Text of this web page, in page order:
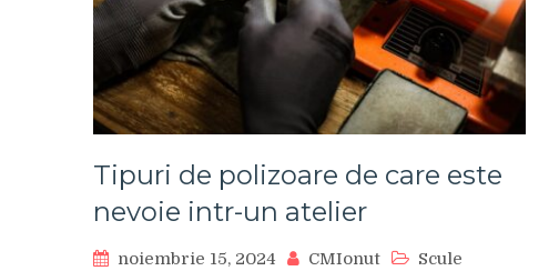
Tipuri de polizoare de care este
nevoie intr-un atelier
noiembrie 15, 2024 CMIonut Scule